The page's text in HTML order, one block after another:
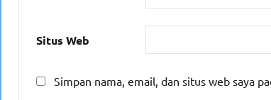
Situs Web
Simpan nama, email, dan situs web saya